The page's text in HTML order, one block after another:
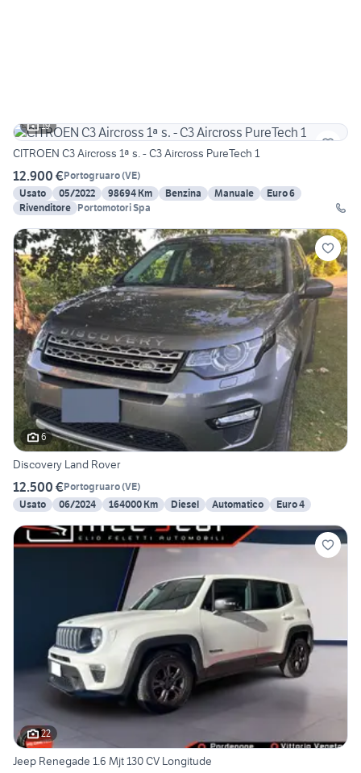
19
CITROEN C3 Aircross 1ª s. - C3 Aircross PureTech 1
12.900 €Portogruaro(VE)
Usato
05/2022 98694 Km Benzina Manuale
Euro 6
Rivenditore Portomotori Spa
6
Discovery Land Rover
12.500 €Portogruaro(VE)
Usato
06/2024 164000 Km Diesel Automatico Euro 4
22
Jeep Renegade 1.6 Mjt 130 CV Longitude